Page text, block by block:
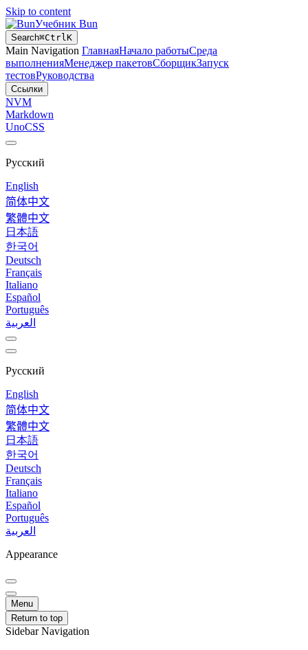
Skip to content
Учебник Bun
Search⌘CtrlK
Main Navigation ГлавнаяНачало работыСреда
выполненияМенеджер пакетовСборщикЗапуск
тестовРуководства
Ссылки
NVM
Markdown
UnoCSS
Русский
English
简体中文
繁體中文
日本語
한국어
Deutsch
Français
Italiano
Español
Português
العربية
Русский
English
简体中文
繁體中文
日本語
한국어
Deutsch
Français
Italiano
Español
Português
العربية
Appearance
Menu
Return to top
Sidebar Navigation